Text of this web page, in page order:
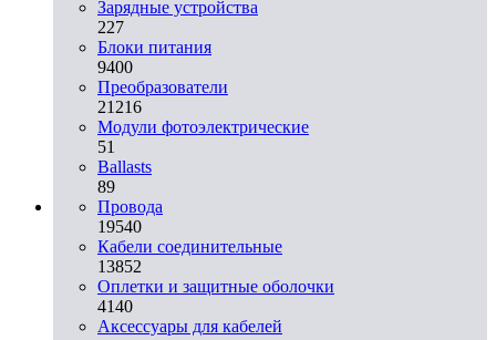
Зарядные устройства
227
Блоки питания
9400
Преобразователи
21216
Модули фотоэлектрические
51
Ballasts
89
Провода
19540
Кабели соединительные
13852
Оплетки и защитные оболочки
4140
Аксессуары для кабелей